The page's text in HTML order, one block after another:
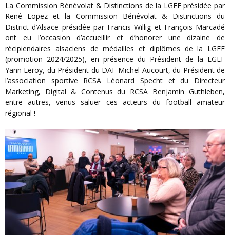
La Commission Bénévolat & Distinctions de la LGEF présidée par
René Lopez et la Commission Bénévolat & Distinctions du
District d’Alsace présidée par Francis Willig et François Marcadé
ont eu l’occasion d’accueillir et d’honorer une dizaine de
récipiendaires alsaciens de médailles et diplômes de la LGEF
(promotion 2024/2025), en présence du Président de la LGEF
Yann Leroy, du Président du DAF Michel Aucourt, du Président de
l’association sportive RCSA Léonard Specht et du Directeur
Marketing, Digital & Contenus du RCSA Benjamin Guthleben,
entre autres, venus saluer ces acteurs du football amateur
régional !